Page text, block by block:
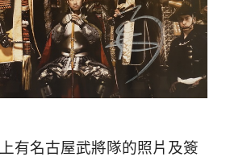
有名古屋武將隊的照片及簽